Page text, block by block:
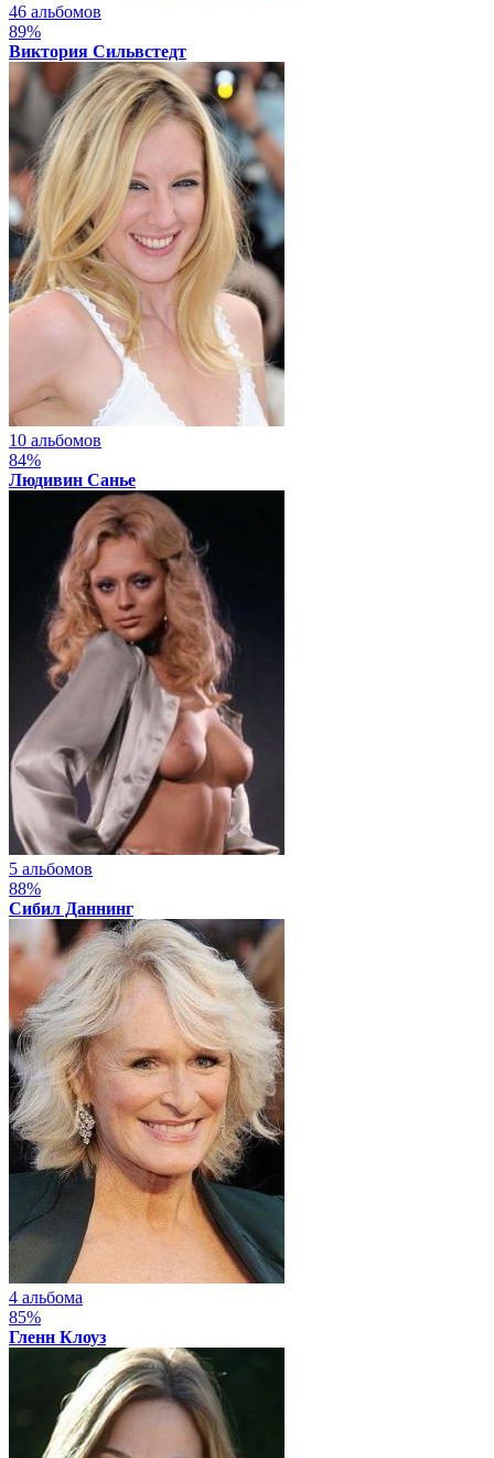
46 альбомов
89%
Виктория Сильвстедт
10 альбомов
84%
Людивин Санье
5 альбомов
88%
Сибил Даннинг
4 альбома
85%
Гленн Клоуз